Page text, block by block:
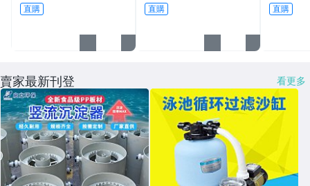
直購 直購 直購
賣家最新刊登 看更多